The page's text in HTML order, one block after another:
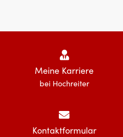
Meine Karriere
bei Hochreiter
Kontaktformular